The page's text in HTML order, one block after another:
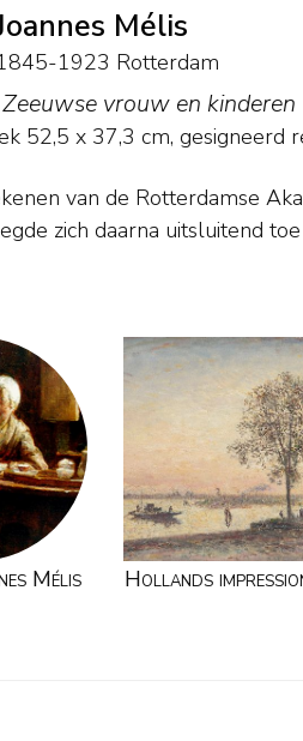
Mélis
1923 Rotterdam
vrouw en kinderen
52,5 x 37,3 cm, gesigneerd
van de Rotterdamse
zich daarna uitsluitend
genrestukken, in-
Mélis Hollands